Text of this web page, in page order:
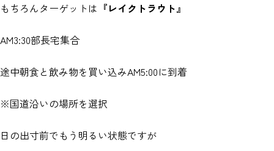
もちろんターゲットは 『レイクトラウト』
AM3:30部長宅集合
途中朝食と飲み物を買い込みAM5:00に到着
※国道沿いの場所を選択
日の出寸前でもう明るい状態ですが